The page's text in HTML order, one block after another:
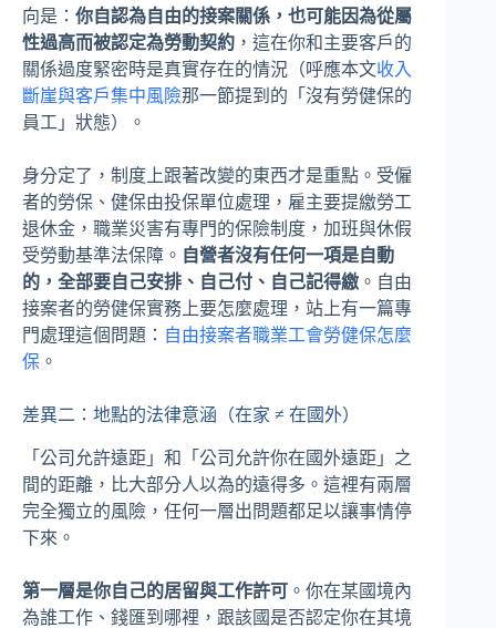
向是： 你自認為自由的接案關係，也可能因為從屬
性過高而被認定為勞動契約 ，這在你和主要客戶的
關係過度緊密時是真實存在的情況（呼應本文收入
斷崖與客戶集中風險那一節提到的「沒有勞健保的
員工」狀態）。
身分定了，制度上跟著改變的東西才是重點。受僱
者的勞保、健保由投保單位處理，雇主要提繳勞工
退休金，職業災害有專門的保險制度，加班與休假
受勞動基準法保障。 自營者沒有任何一項是自動
的，全部要自己安排、自己付、自己記得繳 。自由
接案者的勞健保實務上要怎麼處理，站上有一篇專
門處理這個問題： 自由接案者職業工會勞健保怎麼
保 。
差異二：地點的法律意涵（在家 ≠ 在國外）
「公司允許遠距」和「公司允許你在國外遠距」之
間的距離，比大部分人以為的遠得多。這裡有兩層
完全獨立的風險，任何一層出問題都足以讓事情停
下來。
第一層是你自己的居留與工作許可 。你在某國境內
為誰工作、錢匯到哪裡，跟該國是否認定你在其境